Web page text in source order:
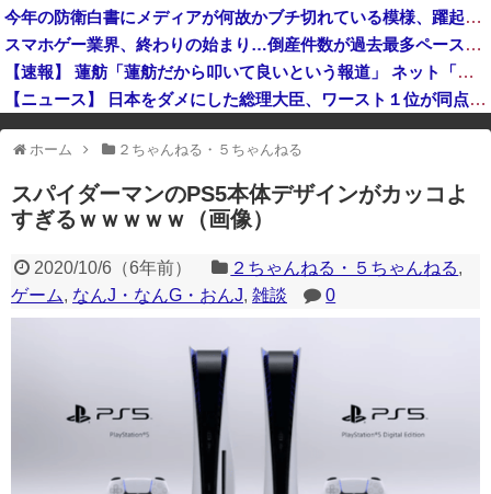
今年の防衛白書にメディアが何故かブチ切れている模様、躍起になって批判するも逆に有権者からは……
スマホゲー業界、終わりの始まり…倒産件数が過去最多ペース「数億円かけても爆タヒ」
【速報】 蓮舫「蓮舫だから叩いて良いという報道」 ネット「高市だから叩いて良いをやってるのがお前だろ」
【ニュース】 日本をダメにした総理大臣、ワースト１位が同点でこの人ｗｗｗｗｗｗ
※アドブロック等の広告非表示プラグインやアドオンを利用している場合、
一部のコンテンツが表示されなくなったり、サイト全体のレイアウトが崩れ
たりする場合があります。
ホーム ２ちゃんねる・５ちゃんねる
スパイダーマンのPS5本体デザインがカッコよ
すぎるｗｗｗｗｗ（画像）
2020/10/6（6年前） ２ちゃんねる・５ちゃんねる,
ゲーム, なんJ・なんG・おんJ, 雑談 0